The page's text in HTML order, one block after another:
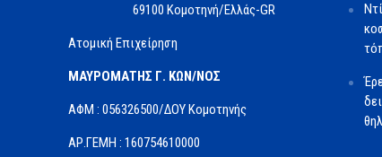
69100 Κομοτηνή/Ελλάς-GR
Ατομική Επιχείρηση
ΜΑΥΡΟΜΑΤΗΣ Γ. ΚΩΝ/ΝΟΣ
ΑΦΜ : 056326500/ΔOΥ Κομοτηνής
ΑΡ.ΓΕΜΗ : 160754610000